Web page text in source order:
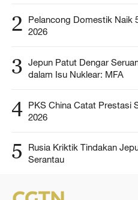
2
Pelancong Domestik Naik
2026
3 Jepun Patut Dengar
dalam Isu Nuklear: MFA
4 PKS China Catat Prestasi
2026
5
Rusia Kriktik Tindakan
Serantau